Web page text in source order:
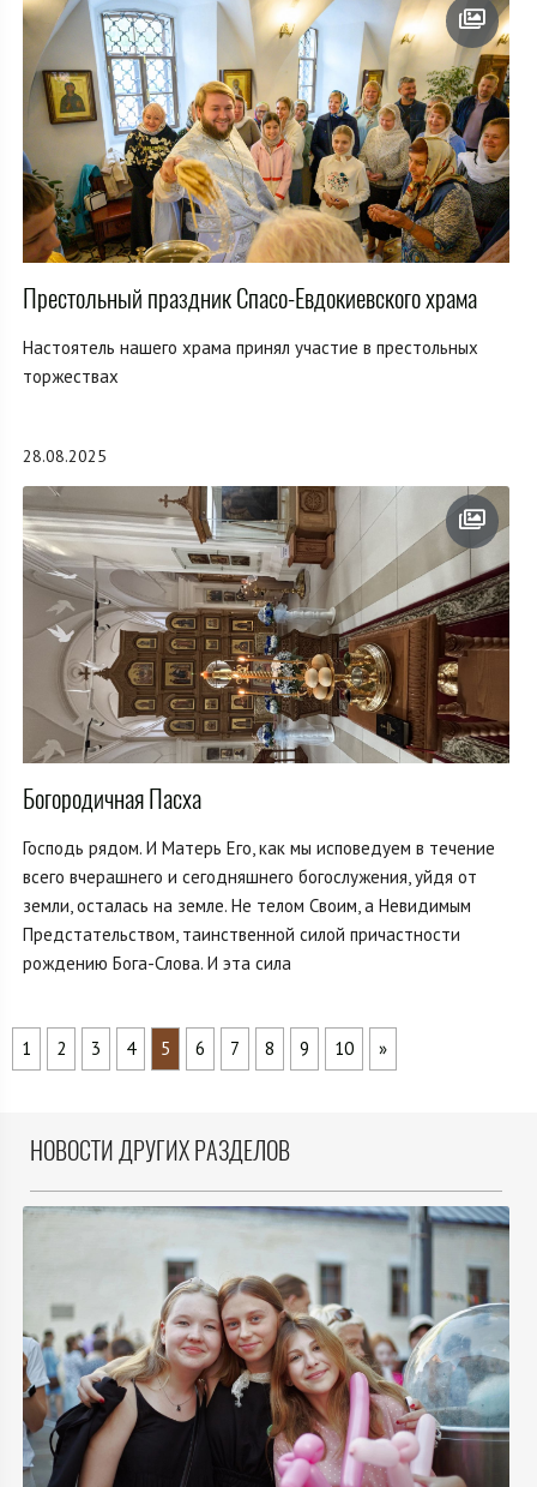
Престольный праздник Спасо-Евдокиевского храма
Настоятель нашего храма принял участие в престольных
торжествах
28.08.2025
Богородичная Пасха
Господь рядом. И Матерь Его, как мы исповедуем в течение
всего вчерашнего и сегодняшнего богослужения, уйдя от
земли, осталась на земле. Не телом Своим, а Невидимым
Предстательством, таинственной силой причастности
рождению Бога-Слова. И эта сила
1 2 3 4 5 6 7 8 9 10 »
НОВОСТИ ДРУГИХ РАЗДЕЛОВ